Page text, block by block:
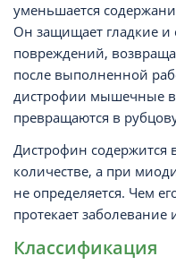
уменьшается
Он защищает гладкие
повреждений,
после выполненной
дистрофии мышечные
превращаются в
Дистрофин
количестве, а при
не определяется. Чем
протекает
Классификация